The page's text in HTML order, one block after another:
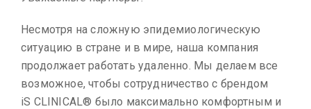
Несмотря на сложную эпидемиологическую
ситуацию в стране и в мире, наша компания
продолжает работать удаленно. Мы делаем все
возможное, чтобы сотрудничество с брендом
iS CLINICAL® было максимально комфортным и